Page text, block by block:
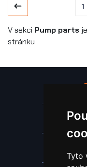
Tyto
1
V sekci Pump parts
stránku